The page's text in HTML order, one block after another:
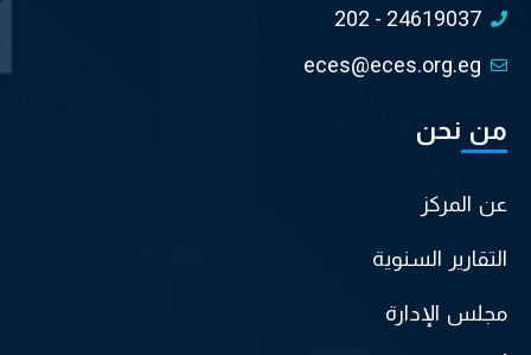
202 - 24619037
eces@eces.org.eg
من نحن
عن المركز
التقارير السنوية
مجلس الإدارة